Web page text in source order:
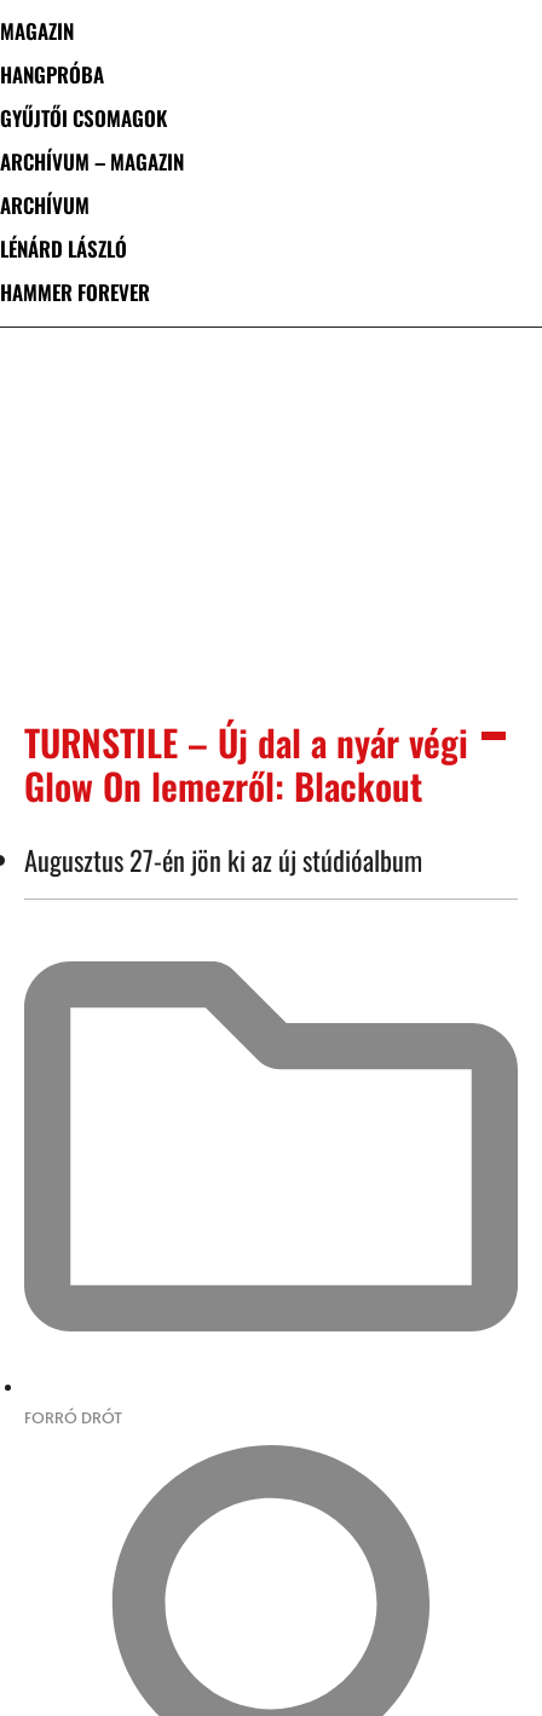
MAGAZIN
HANGPRÓBA
GYŰJTŐI CSOMAGOK
ARCHÍVUM – MAGAZIN
ARCHÍVUM
LÉNÁRD LÁSZLÓ
HAMMER FOREVER
TURNSTILE – Új dal a nyár végi
Glow On lemezről: Blackout
Augusztus 27-én jön ki az új stúdióalbum
FORRÓ DRÓT